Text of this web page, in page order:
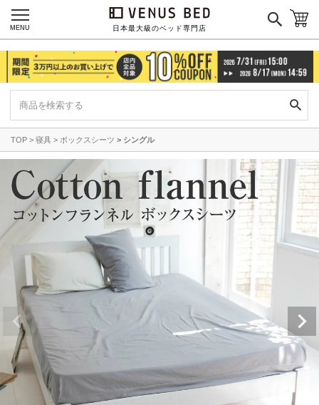
日本最大級のベッド専門店
MENU
TOP 寝具 ボックスシーツ シングル